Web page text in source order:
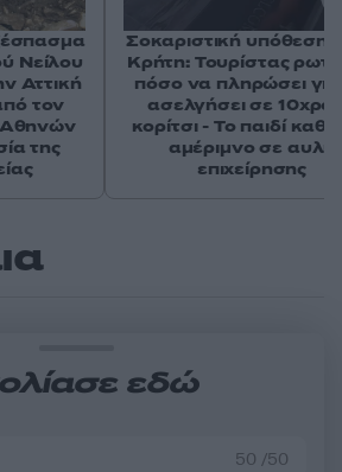
εδώ
50 /50
Νείλου
Αττική
τον
Αθηνών
της
Σοκαριστική υπόθεση
Κρήτη: Τουρίστας
πόσο να πληρώσει
ασελγήσει σε
κορίτσι - Το παιδί
αμέριμνο σε αυλή
επιχείρησης